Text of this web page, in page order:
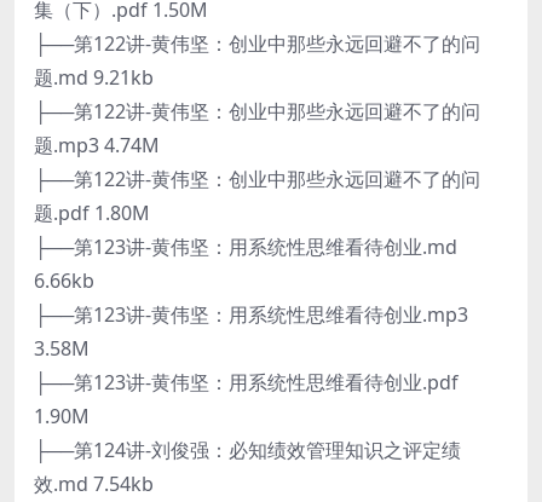
集（下）.pdf 1.50M
├──第122讲-黄伟坚：创业中那些永远回避不了的问
题.md 9.21kb
├──第122讲-黄伟坚：创业中那些永远回避不了的问
题.mp3 4.74M
├──第122讲-黄伟坚：创业中那些永远回避不了的问
题.pdf 1.80M
├──第123讲-黄伟坚：用系统性思维看待创业.md
6.66kb
├──第123讲-黄伟坚：用系统性思维看待创业.mp3
3.58M
├──第123讲-黄伟坚：用系统性思维看待创业.pdf
1.90M
├──第124讲-刘俊强：必知绩效管理知识之评定绩
效.md 7.54kb